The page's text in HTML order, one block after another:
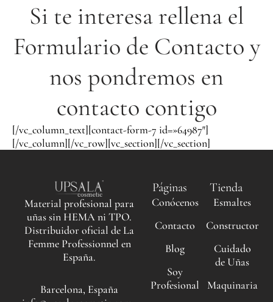
Si te interesa rellena el
Formulario de Contacto y
nos pondremos en
contacto contigo
[/vc_column_text][contact-form-7 id=»64987″]
[/vc_column][/vc_row][vc_section][/vc_section]
Material profesional para
uñas sin HEMA ni TPO.
Distribuidor oficial de La
Femme Professionnel en
España.
Barcelona, España
Páginas
Conócenos
Contacto
Blog
Soy
Profesional
Tienda
Esmaltes
Constructor
Cuidado
de Uñas
Maquinaria